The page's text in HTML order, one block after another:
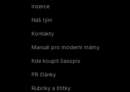
Inzerce
Náš tým
Kontakty
Manuál pro moderní mámy
Kde koupit časopis
PR články
Rubriky a štítky